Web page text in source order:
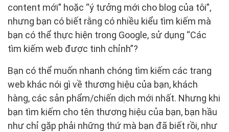
content mới” hoặc “ý tưởng mới cho blog của tôi”,
nhưng bạn có biết rằng có nhiều kiểu tìm kiếm mà
bạn có thể thực hiện trong Google, sử dụng “Các
tìm kiếm web được tinh chỉnh”?
Bạn có thể muốn nhanh chóng tìm kiếm các trang
web khác nói gì về thương hiệu của bạn, khách
hàng, các sản phẩm/chiến dịch mới nhất. Nhưng khi
bạn tìm kiếm cho tên thương hiệu của bạn, bạn hầu
như chỉ gặp phải những thứ mà bạn đã biết rồi, như